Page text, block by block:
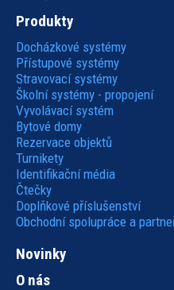
Hlavní
navigace
Produkty
Docházkové systémy
Přístupové systémy
Stravovací systémy
Školní systémy - propojení
Vyvolávací systém
Bytové domy
Rezervace objektů
Turnikety
Identifikační média
Čtečky
Doplňkové příslušenství
Obchodní spolupráce a
Novinky
O nás